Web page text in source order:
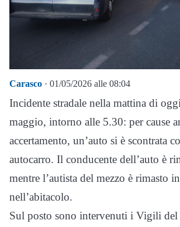
Carasco · 01/05/2026 alle 08:04
Incidente stradale nella mattina di
maggio, intorno alle 5.30: per cause
accertamento, un’auto si è scontrata
autocarro. Il conducente dell’auto è
mentre l’autista del mezzo è rimasto
nell’abitacolo.
Sul posto sono intervenuti i Vigili del